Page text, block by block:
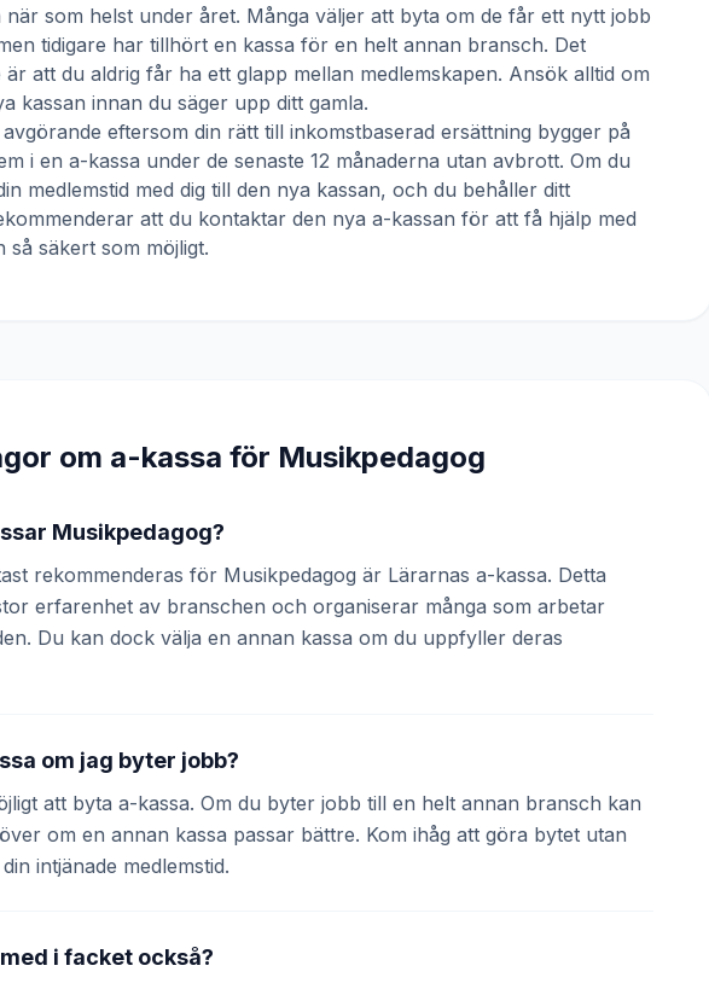
när som helst under året. Många väljer att byta om de får ett nytt jobb
tidigare har tillhört en kassa för en helt annan bransch. Det
är att du aldrig får ha ett glapp mellan medlemskapen. Ansök alltid om
kassan innan du säger upp ditt gamla.
eftersom din rätt till inkomstbaserad ersättning bygger på
i en a-kassa under de senaste 12 månaderna utan avbrott. Om du
medlemstid med dig till den nya kassan, och du behåller ditt
att du kontaktar den nya a-kassan för att få hjälp med
så säkert som möjligt.
om a-kassa för Musikpedagog
Musikpedagog?
rekommenderas för Musikpedagog är Lärarnas a-kassa. Detta
erfarenhet av branschen och organiserar många som arbetar
Du kan dock välja en annan kassa om du uppfyller deras
om jag byter jobb?
att byta a-kassa. Om du byter jobb till en helt annan bransch kan
om en annan kassa passar bättre. Kom ihåg att göra bytet utan
intjänade medlemstid.
i facket också?